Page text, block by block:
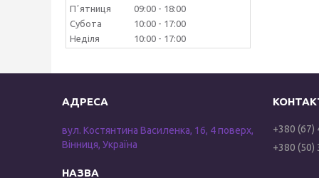
Пʼятниця
09:00
18:00
Субота
10:00
17:00
Неділя
10:00 17:00
вул. Костянтина Василенка, 16, 4 поверх,
Вінниця, Україна
+380 (67)
+380 (50)